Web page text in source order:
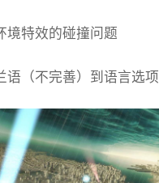
境特效的碰撞问题
语（不完善）到语言选项